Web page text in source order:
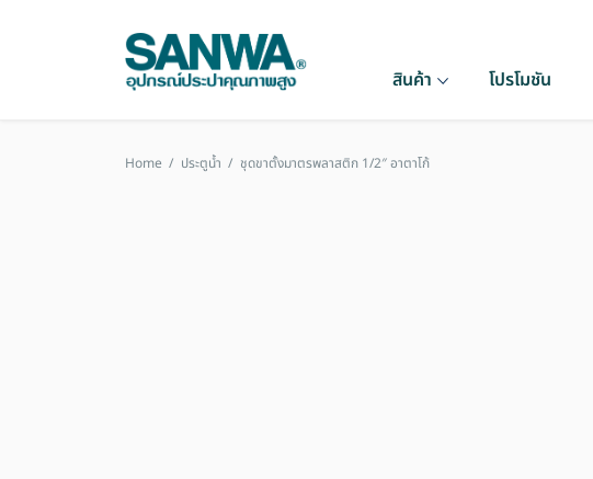
สินค้า โปรโมชัน
Home / ประตูน้ำ / ชุดขาตั้งมาตรพลาสติก 1/2″ อาตาโก้